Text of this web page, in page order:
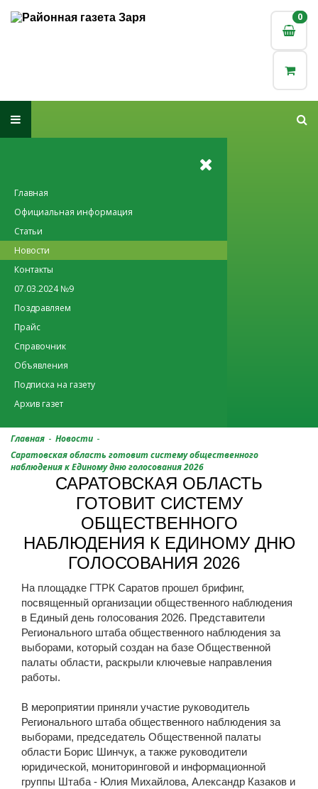
0
0
Главная
Официальная информация
Статьи
Новости
Контакты
07.03.2024 №9
Поздравляем
Прайс
Справочник
Объявления
Подписка на газету
Архив газет
Главная - Новости -
Саратовская область готовит систему общественного
наблюдения к Единому дню голосования 2026
САРАТОВСКАЯ ОБЛАСТЬ
ГОТОВИТ СИСТЕМУ
ОБЩЕСТВЕННОГО
НАБЛЮДЕНИЯ К ЕДИНОМУ ДНЮ
ГОЛОСОВАНИЯ 2026
На площадке ГТРК Саратов прошел брифинг,
посвященный организации общественного наблюдения
в Единый день голосования 2026. Представители
Регионального штаба общественного наблюдения за
выборами, который создан на базе Общественной
палаты области, раскрыли ключевые направления
работы.
В мероприятии приняли участие руководитель
Регионального штаба общественного наблюдения за
выборами, председатель Общественной палаты
области Борис Шинчук, а также руководители
юридической, мониторинговой и информационной
группы Штаба - Юлия Михайлова, Александр Казаков и